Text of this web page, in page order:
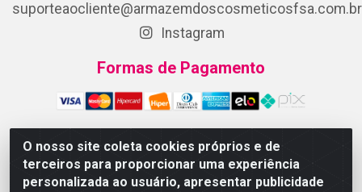
O nosso site coleta cookies próprios e de
terceiros para proporcionar uma experiência
personalizada ao usuário, apresentar publicidade
suporteaocliente@armazemdoscosmeticosfsa.com.br
Instagram
Formas de Pagamento
ARMAZEM DOS COSMETICOS DISTRIBUIDORA LTDA -
Av.Transnordestina, 2222 - Parque Ipê, Feira de Santana/BA -